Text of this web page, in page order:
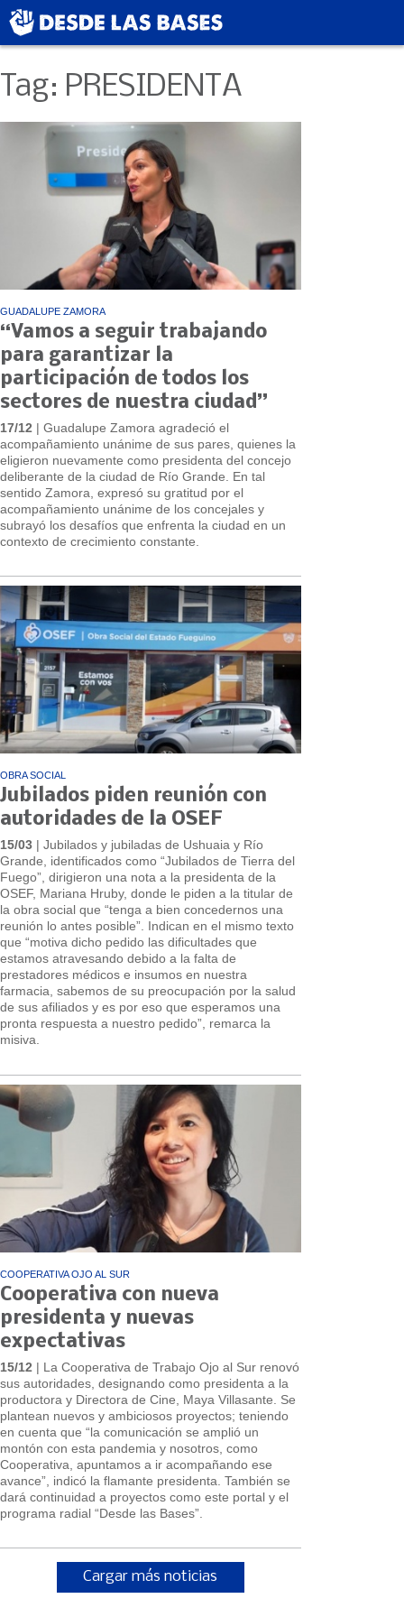
Tag: PRESIDENTA
GUADALUPE ZAMORA
“Vamos a seguir trabajando
para garantizar la
participación de todos los
sectores de nuestra ciudad”
17/12 | Guadalupe Zamora agradeció el
acompañamiento unánime de sus pares, quienes la
eligieron nuevamente como presidenta del concejo
deliberante de la ciudad de Río Grande. En tal
sentido Zamora, expresó su gratitud por el
acompañamiento unánime de los concejales y
subrayó los desafíos que enfrenta la ciudad en un
contexto de crecimiento constante.
OBRA SOCIAL
Jubilados piden reunión con
autoridades de la OSEF
15/03 | Jubilados y jubiladas de Ushuaia y Río
Grande, identificados como “Jubilados de Tierra del
Fuego”, dirigieron una nota a la presidenta de la
OSEF, Mariana Hruby, donde le piden a la titular de
la obra social que “tenga a bien concedernos una
reunión lo antes posible”. Indican en el mismo texto
que “motiva dicho pedido las dificultades que
estamos atravesando debido a la falta de
prestadores médicos e insumos en nuestra
farmacia, sabemos de su preocupación por la salud
de sus afiliados y es por eso que esperamos una
pronta respuesta a nuestro pedido”, remarca la
misiva.
COOPERATIVA OJO AL SUR
Cooperativa con nueva
presidenta y nuevas
expectativas
15/12 | La Cooperativa de Trabajo Ojo al Sur renovó
sus autoridades, designando como presidenta a la
productora y Directora de Cine, Maya Villasante. Se
plantean nuevos y ambiciosos proyectos; teniendo
en cuenta que “la comunicación se amplió un
montón con esta pandemia y nosotros, como
Cooperativa, apuntamos a ir acompañando ese
avance”, indicó la flamante presidenta. También se
dará continuidad a proyectos como este portal y el
programa radial “Desde las Bases”.
Cargar más noticias